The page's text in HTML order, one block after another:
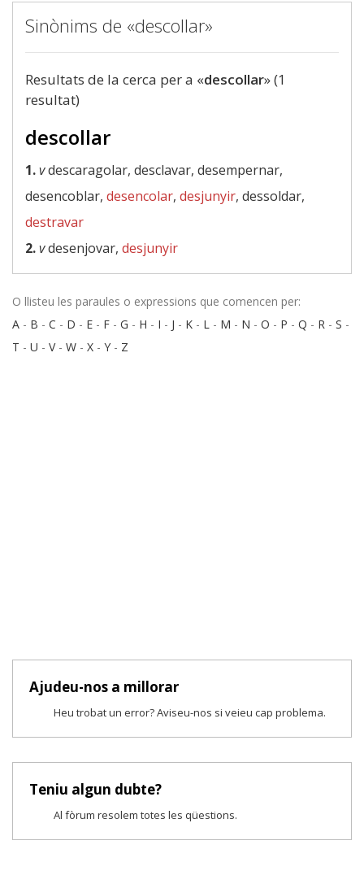
Sinònims de «descollar»
Resultats de la cerca per a «descollar» (1
resultat)
descollar
1.vdescaragolar, desclavar, desempernar,
desencoblar, desencolar, desjunyir, dessoldar,
destravar
2.vdesenjovar, desjunyir
O llisteu les paraules o expressions que comencen per:
A - B - C - D - E - F - G - H - I - J - K - L - M - N - O - P - Q - R - S -
T - U - V- W - X - Y - Z
Ajudeu-nos a millorar
Heu trobat un error? Aviseu-nos si veieu cap problema.
Teniu algun dubte?
Al fòrum resolem totes les qüestions.